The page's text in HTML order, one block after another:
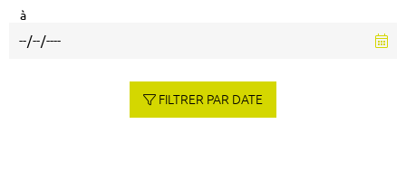
à
FILTRER PAR DATE